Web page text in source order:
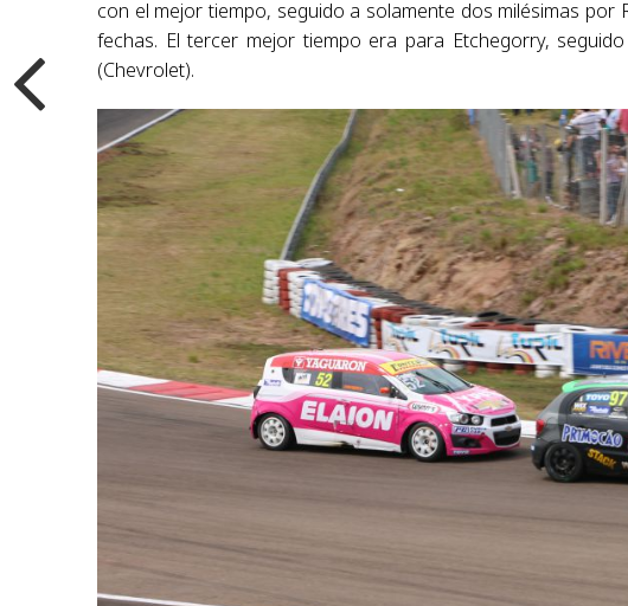
con el mejor tiempo, seguido a solamente dos milésimas
fechas. El tercer mejor tiempo era para Etchegorry,
(Chevrolet).